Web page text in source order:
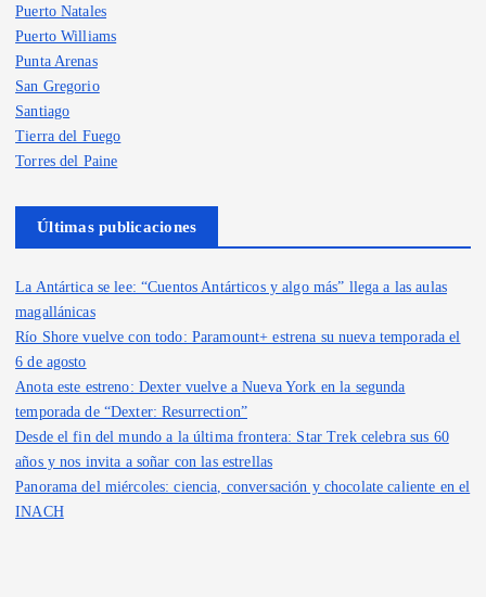
Puerto Natales
Puerto Williams
Punta Arenas
San Gregorio
Santiago
Tierra del Fuego
Torres del Paine
Últimas publicaciones
La Antártica se lee: “Cuentos Antárticos y algo más” llega a las aulas
magallánicas
Río Shore vuelve con todo: Paramount+ estrena su nueva temporada el
6 de agosto
Anota este estreno: Dexter vuelve a Nueva York en la segunda
temporada de “Dexter: Resurrection”
Desde el fin del mundo a la última frontera: Star Trek celebra sus 60
años y nos invita a soñar con las estrellas
Panorama del miércoles: ciencia, conversación y chocolate caliente en el
INACH